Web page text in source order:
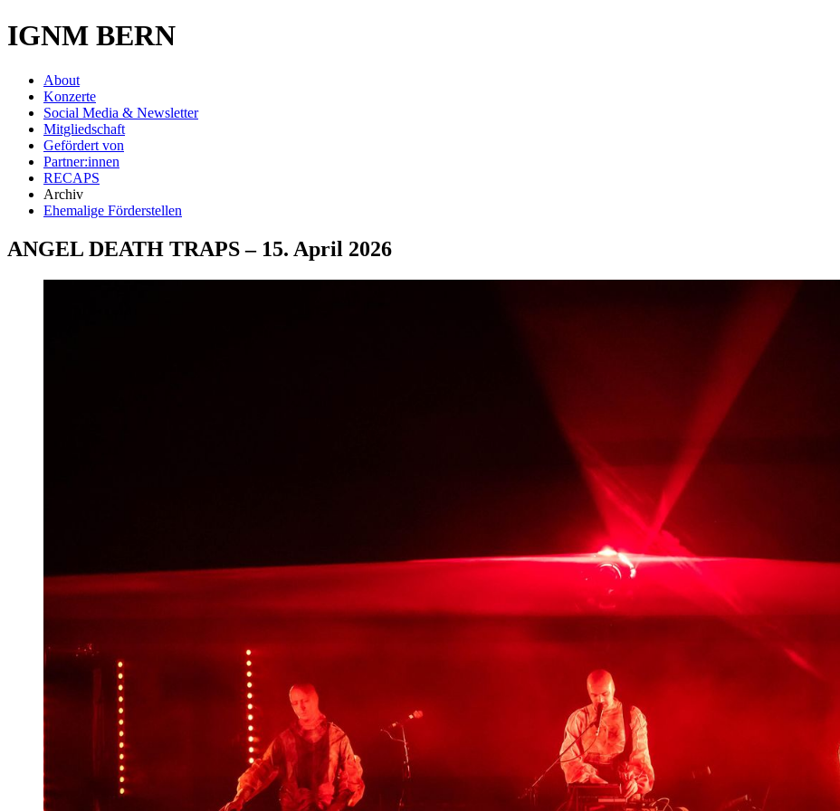
IGNM BERN
About
Konzerte
Social Media & Newsletter
Mitgliedschaft
Gefördert von
Partner:innen
RECAPS
Archiv
Ehemalige Förderstellen
ANGEL DEATH TRAPS – 15. April 2026